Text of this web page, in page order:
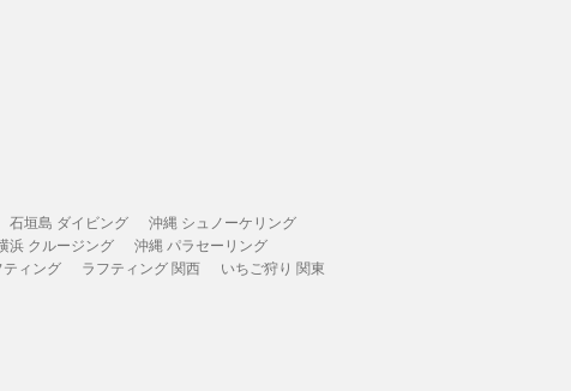
石垣島 ダイビング
沖縄 シュノーケリング
浜 クルージング
沖縄 パラセーリング
ィング ラフティング 関西
いちご狩り 関東